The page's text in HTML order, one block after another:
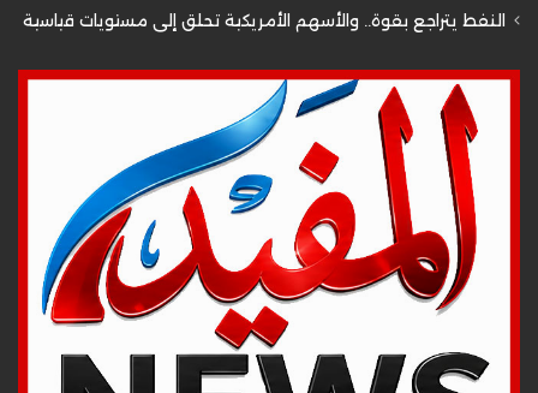
النفط يتراجع بقوة.. والأسهم الأمريكية تحلق إلى مستويات قياسية